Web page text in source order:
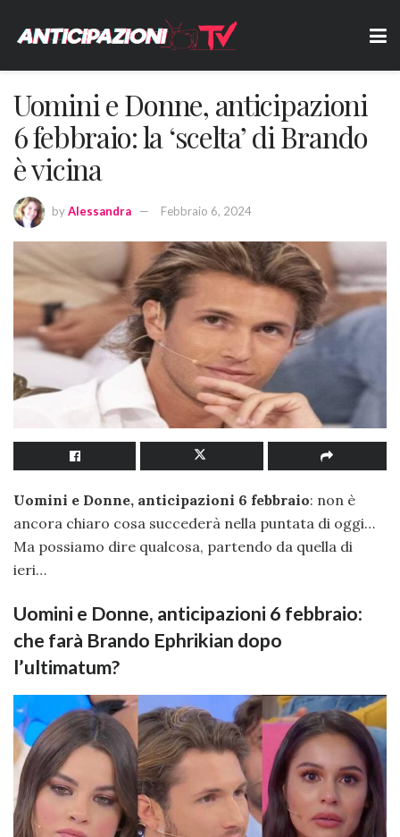
Uomini e Donne, anticipazioni
6 febbraio: la ‘scelta’ di Brando
è vicina
byAlessandra Febbraio 6, 2024
Uomini e Donne, anticipazioni 6 febbraio: non è
ancora chiaro cosa succederà nella puntata di oggi…
Ma possiamo dire qualcosa, partendo da quella di
ieri…
Uomini e Donne, anticipazioni 6 febbraio:
che farà Brando Ephrikian dopo
l’ultimatum?